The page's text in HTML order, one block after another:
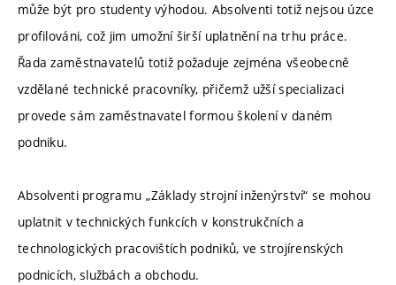
může být pro studenty výhodou. Absolventi totiž nejsou úzce
profilováni, což jim umožní širší uplatnění na trhu práce.
Řada zaměstnavatelů totiž požaduje zejména všeobecně
vzdělané technické pracovníky, přičemž užší specializaci
provede sám zaměstnavatel formou školení v daném
podniku.
Absolventi programu „Základy strojní inženýrství“ se mohou
uplatnit v technických funkcích v konstrukčních a
technologických pracovištích podniků, ve strojírenských
podnicích, službách a obchodu.